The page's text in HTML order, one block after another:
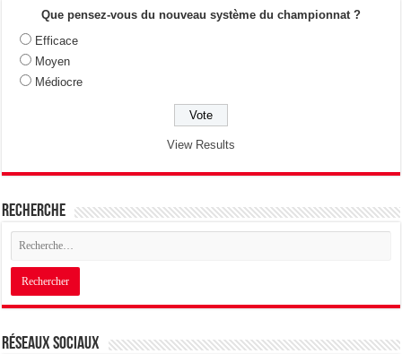
Que pensez-vous du nouveau système du championnat ?
Efficace
Moyen
Médiocre
View Results
Recherche
Réseaux sociaux